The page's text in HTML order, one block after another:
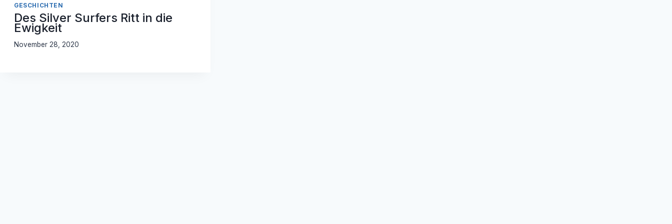
GESCHICHTEN
Des Silver Surfers Ritt in die
Ewigkeit
November 28, 2020